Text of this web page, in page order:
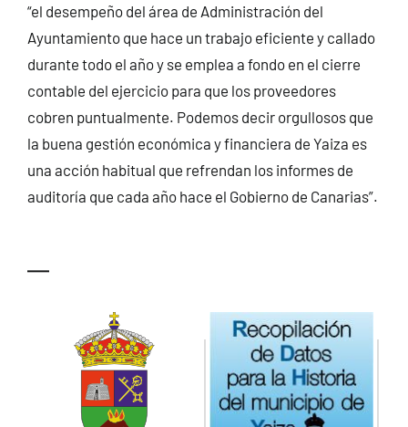
“el desempeño del área de Administración del
Ayuntamiento que hace un trabajo eficiente y callado
durante todo el año y se emplea a fondo en el cierre
contable del ejercicio para que los proveedores
cobren puntualmente. Podemos decir orgullosos que
la buena gestión económica y financiera de Yaiza es
una acción habitual que refrendan los informes de
auditoría que cada año hace el Gobierno de Canarias”.
—